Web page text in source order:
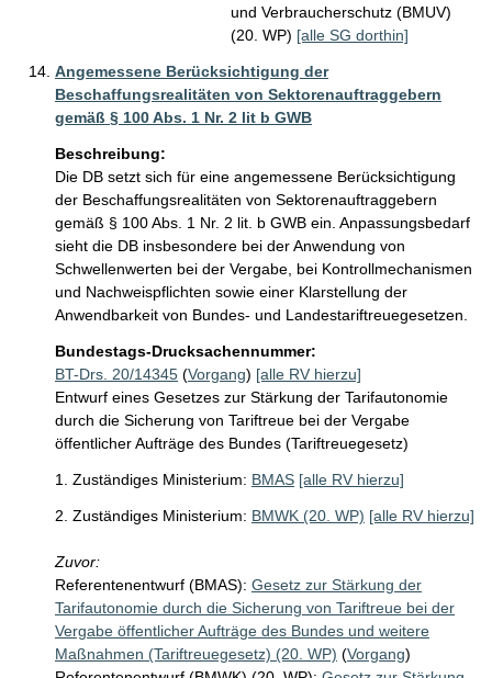
und Verbraucherschutz (BMUV)
(20. WP) [alle SG dorthin]
Angemessene Berücksichtigung der
Beschaffungsrealitäten von Sektorenauftraggebern
gemäß § 100 Abs. 1 Nr. 2 lit b GWB
Beschreibung:
Die DB setzt sich für eine angemessene Berücksichtigung
der Beschaffungsrealitäten von Sektorenauftraggebern
gemäß § 100 Abs. 1 Nr. 2 lit. b GWB ein. Anpassungsbedarf
sieht die DB insbesondere bei der Anwendung von
Schwellenwerten bei der Vergabe, bei Kontrollmechanismen
und Nachweispflichten sowie einer Klarstellung der
Anwendbarkeit von Bundes- und Landestariftreuegesetzen.
Bundestags-Drucksachennummer:
BT-Drs. 20/14345 (Vorgang) [alle RV hierzu]
Entwurf eines Gesetzes zur Stärkung der Tarifautonomie
durch die Sicherung von Tariftreue bei der Vergabe
öffentlicher Aufträge des Bundes (Tariftreuegesetz)
1. Zuständiges Ministerium: BMAS [alle RV hierzu]
2. Zuständiges Ministerium: BMWK (20. WP) [alle RV hierzu]
Zuvor:
Referentenentwurf (BMAS): Gesetz zur Stärkung der
Tarifautonomie durch die Sicherung von Tariftreue bei der
Vergabe öffentlicher Aufträge des Bundes und weitere
Maßnahmen (Tariftreuegesetz) (20. WP) (Vorgang)